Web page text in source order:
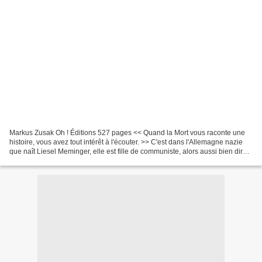
Markus Zusak Oh ! Éditions 527 pages << Quand la Mort vous raconte une
histoire, vous avez tout intérêt à l'écouter. >> C'est dans l'Allemagne nazie
que naît Liesel Meminger, elle est fille de communiste, alors aussi bien dire